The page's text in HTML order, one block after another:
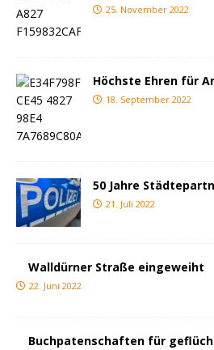
25. November 2022
Höchste Ehren für
18. September 2022
50 Jahre
21. Juli 2022
Walldürner Straße eingeweiht
22. Juni 2022
Buchpatenschaften für